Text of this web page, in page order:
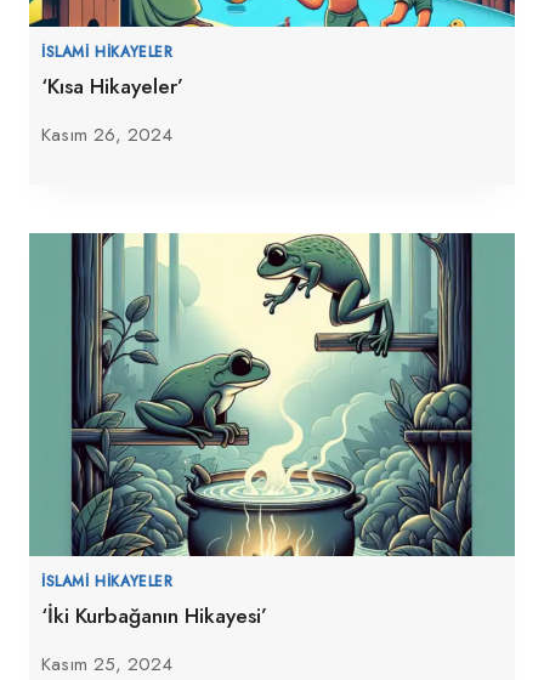
İSLAMI HIKAYELER
‘Kısa Hikayeler’
Kasım 26, 2024
İSLAMI HIKAYELER
‘İki Kurbağanın Hikayesi’
Kasım 25, 2024